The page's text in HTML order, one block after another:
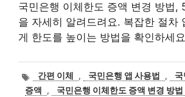
국민은행 이체한도 증액 변경 방법,
을 자세히 알려드려요. 복잡한 절차
게 한도를 높이는 방법을 확인하세
태
그
간편 이체 , 국민은행 앱 사용법 ,
증액
, 국민은행 이체한도 증액 변경 방법